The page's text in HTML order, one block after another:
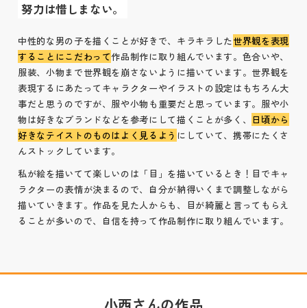
努力は惜しまない。
中性的な男の子を描くことが好きで、キラキラした世界観を表現
することにこだわって作品制作に取り組んでいます。色合いや、
服装、小物まで世界観を崩さないように描いています。世界観を
表現するにあたってキャラクターやイラストの設定はもちろん大
事だと思うのですが、服や小物も重要だと思っています。服や小
物は好きなブランドなどを参考にして描くことが多く、 日頃から
好きなテイストのものはよく見るよう にしていて、携帯にたくさ
んストックしています。
私が絵を描いてて楽しいのは「目」を描いているとき！目でキャ
ラクターの表情が決まるので、自分が納得いくまで調整しながら
描いていきます。作品を見た人からも、目が綺麗と言ってもらえ
ることが多いので、自信を持って作品制作に取り組んでいます。
小西さんの作品